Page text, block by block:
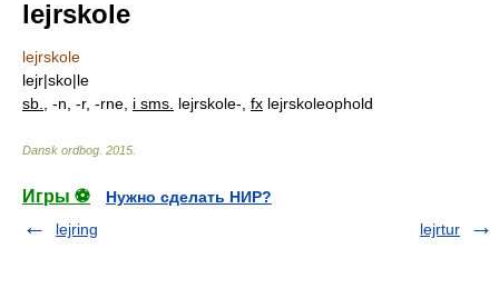
lejrskole
lejrskole
lejr|sko|le
sb.
, -n, -r, -rne, i sms. lejrskole-, fx lejrskoleophold
Dansk ordbog 2015
Игры ⚽
Нужно сделать НИР?
lejring
lejrtur